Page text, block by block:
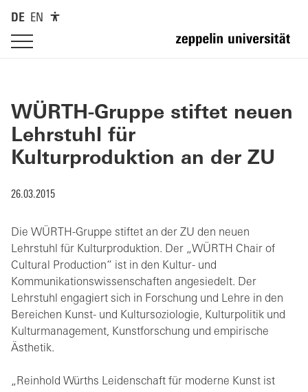
DE EN
WÜRTH-Gruppe stiftet neuen
Lehrstuhl für
Kulturproduktion an der ZU
26.03.2015
Die WÜRTH-Gruppe stiftet an der ZU den neuen
Lehrstuhl für Kulturproduktion. Der „WÜRTH Chair of
Cultural Production“ ist in den Kultur- und
Kommunikationswissenschaften angesiedelt. Der
Lehrstuhl engagiert sich in Forschung und Lehre in den
Bereichen Kunst- und Kultursoziologie, Kulturpolitik und
Kulturmanagement, Kunstforschung und empirische
Ästhetik.
„Reinhold Würths Leidenschaft für moderne Kunst ist